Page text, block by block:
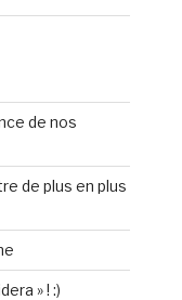
de nos
de plus en plus
» ! :)